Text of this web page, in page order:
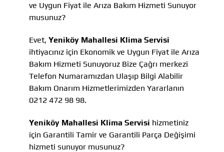
ve Uygun Fiyat ile Arıza Bakım Hizmeti Sunuyor
musunuz?
Evet, Yeniköy Mahallesi Klima Servisi
ihtiyacınız için Ekonomik ve Uygun Fiyat ile Arıza
Bakım Hizmeti Sunuyoruz Bize Çağrı merkezi
Telefon Numaramızdan Ulaşıp Bilgi Alabilir
Bakım Onarım Hizmetlerimizden Yararlanın
0212 472 98 98.
Yeniköy Mahallesi Klima Servisi hizmetiniz
için Garantili Tamir ve Garantili Parça Değişimi
hizmeti sunuyor musunuz?